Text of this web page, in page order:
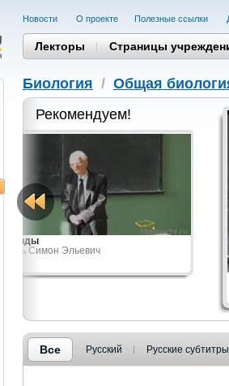
Новости О проекте Полезные cсылки
Лекторы Страницы
Биология / Общая
Рекомендуем!
Пептиды
Шноль Симон Эльевич
Все Русский Русские субтитры